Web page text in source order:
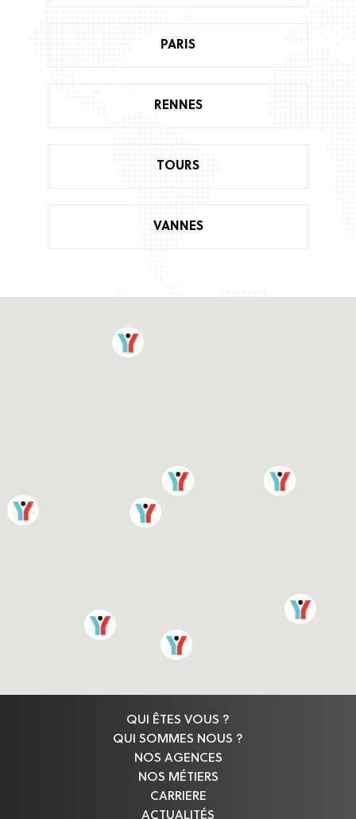
PARIS
RENNES
TOURS
VANNES
QUI ÊTES VOUS ?
QUI SOMMES NOUS ?
NOS AGENCES
NOS MÉTIERS
CARRIERE
ACTUALITÉS